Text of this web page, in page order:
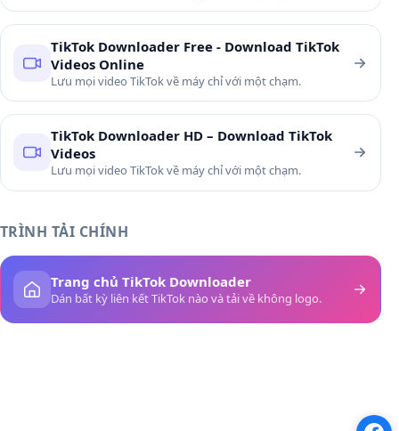
TikTok Downloader Free - Download TikTok
Videos Online
Lưu mọi video TikTok về máy chỉ với một chạm.
TikTok Downloader HD – Download TikTok
Videos
Lưu mọi video TikTok về máy chỉ với một chạm.
TRÌNH TẢI CHÍNH
Trang chủ TikTok Downloader
Dán bất kỳ liên kết TikTok nào và tải về không logo.